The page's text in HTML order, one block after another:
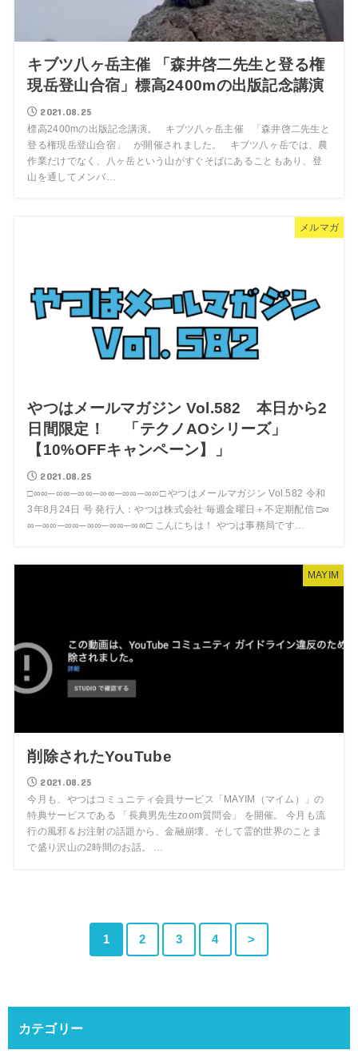
キブツ八ヶ岳主催 「森井啓二先生と登る権
現岳登山合宿」標高2400mの出版記念講演
2021.08.25
標高2400mの出版記念講演。 キブツ八ヶ岳主催 「森井啓二先生と
登る権現岳登山合宿」 が開催されました。 キブツ八ヶ岳では、農
作業だけでなく、八ヶ岳という山がすぐそばにあることもあり、登
山を通してメンバ…
メルマガ
やつはメールマガジン Vol.582 本日から2
日間限定！ 「テクノAOシリーズ」
【10%OFFキャンペーン】」
2021.08.25
□∞∞─∞∞─∞∞─∞∞─∞∞─∞∞□ やつはメールマガジン Vol.582 令和
3年8月24日 号 発行人：やつは株式会社 毎週金曜日＋不定期配信 □∞
∞─∞∞─∞∞─∞∞─∞∞─∞∞□ こんにちは！ やつは事務局です…
MAYIM
削除されたYouTube
2021.08.25
今月も、やつはコミュニティ会員サービス「MAYIM（マイム）」の
特典サービスである 「長典男先生zoom質問会」 を開催。 今月も流
行の風邪＆お注射の話題から、金融崩壊、そして霊的世界のことま
で盛り沢山の2時間のお話。 …
1 2 3 4 >
カテゴリー